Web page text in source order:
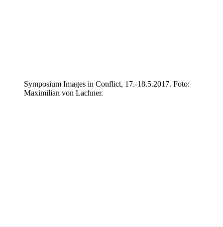
Symposium Images in Conflict, 17.-18.5.2017. Foto:
Maximilian von Lachner.